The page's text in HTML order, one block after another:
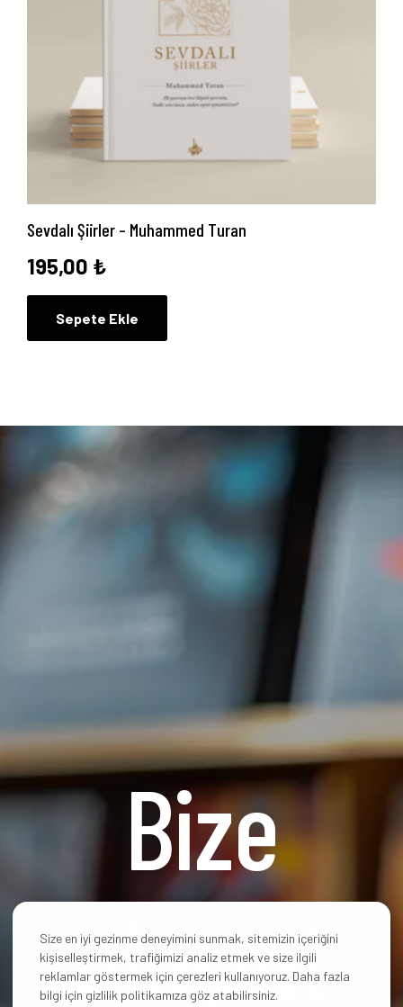
Sevdalı Şiirler – Muhammed Turan
195,00 ₺
Sepete Ekle
Bize
ulaşın!
Size en iyi gezinme deneyimini sunmak, sitemizin içeriğini
kişiselleştirmek, trafiğimizi analiz etmek ve size ilgili
reklamlar göstermek için çerezleri kullanıyoruz. Daha fazla
bilgi için gizlilik politikamıza göz atabilirsiniz.